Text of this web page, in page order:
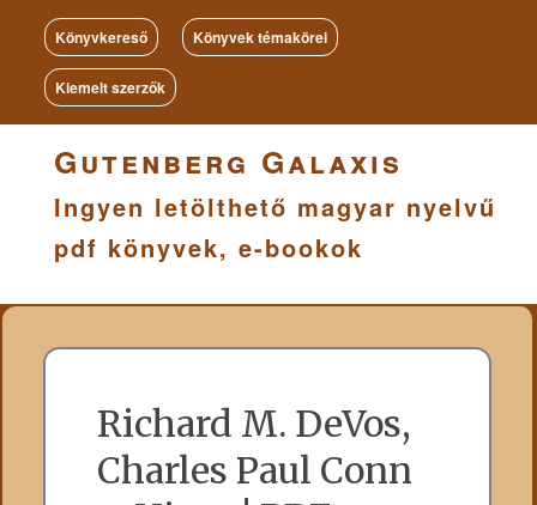
Könyvkereső Könyvek témakörei
Kiemelt szerzők
Gutenberg Galaxis
Ingyen letölthető magyar nyelvű
pdf könyvek, e-bookok
Richard M. DeVos,
Charles Paul Conn